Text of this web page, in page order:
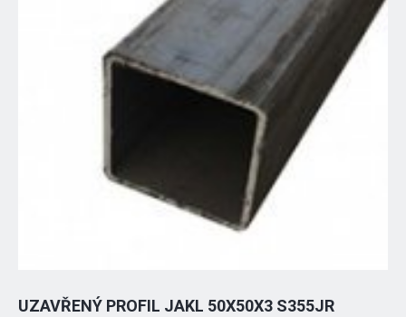
UZAVŘENÝ PROFIL JAKL 50X50X3 S355JR